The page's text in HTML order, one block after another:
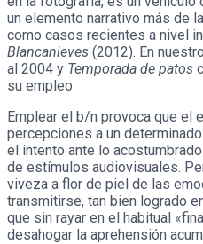
un elemento narrativo más de
como casos recientes a nivel
Blancanieves (2012). En
al 2004 y Temporada de patos
su empleo.
Emplear el b/n provoca que el
percepciones a un
el intento ante lo
de estímulos audiovisuales.
viveza a flor de piel de las
transmitirse, tan bien logrado
que sin rayar en el habitual
desahogar la aprehensión